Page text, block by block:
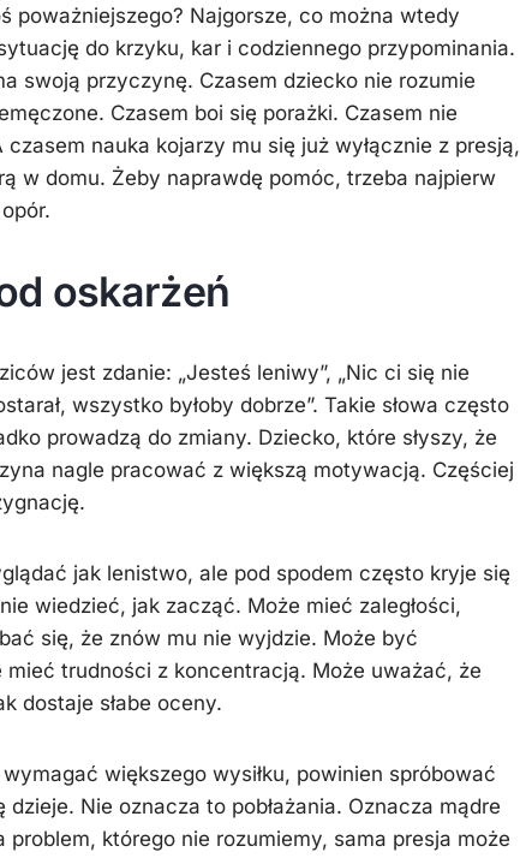
Kuchnia
Styl
życia
Zdrowie
poważniejszego? Najgorsze, co można wtedy
do krzyku, kar i codziennego przypominania.
swoją przyczynę. Czasem dziecko nie rozumie
Czasem boi się porażki. Czasem nie
nauka kojarzy mu się już wyłącznie z presją,
w domu. Żeby naprawdę pomóc, trzeba najpierw
oskarżeń
jest zdanie: „Jesteś leniwy”, „Nic ci się nie
wszystko byłoby dobrze”. Takie słowa często
prowadzą do zmiany. Dziecko, które słyszy, że
nagle pracować z większą motywacją. Częściej
jak lenistwo, ale pod spodem często kryje się
wiedzieć, jak zacząć. Może mieć zaległości,
się, że znów mu nie wyjdzie. Może być
mieć trudności z koncentracją. Może uważać, że
dostaje słabe oceny.
większego wysiłku, powinien spróbować
Nie oznacza to pobłażania. Oznacza mądre
problem, którego nie rozumiemy, sama presja może